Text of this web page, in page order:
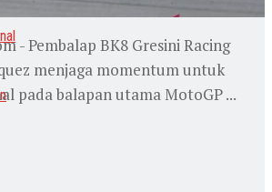
- Pembalap BK8 Gresini Racing
menjaga momentum untuk
pada balapan utama MotoGP ...